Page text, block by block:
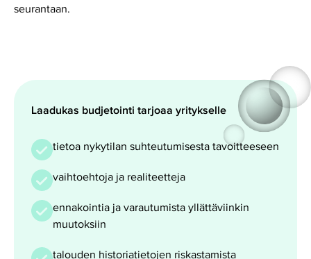
seurantaan.
Laadukas budjetointi tarjoaa yritykselle
tietoa nykytilan suhteutumisesta tavoitteeseen
vaihtoehtoja ja realiteetteja
ennakointia ja varautumista yllättäviinkin
muutoksiin
talouden historiatietojen riskastamista